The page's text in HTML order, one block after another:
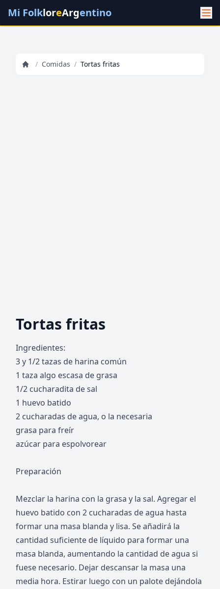
Mi FolkloreArgentino
/ Comidas / Tortas fritas
Tortas fritas
Ingredientes:
3 y 1/2 tazas de harina común
1 taza algo escasa de grasa
1/2 cucharadita de sal
1 huevo batido
2 cucharadas de agua, o la necesaria
grasa para freír
azúcar para espolvorear
Preparación
Mezclar la harina con la grasa y la sal. Agregar el
huevo batido con 2 cucharadas de agua hasta
formar una masa blanda y lisa. Se añadirá la
cantidad suficiente de líquido para formar una
masa blanda, aumentando la cantidad de agua si
fuese necesario. Dejar descansar la masa una
media hora. Estirar luego con un palote dejándola